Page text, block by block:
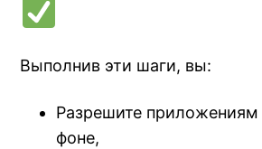
Выполнив эти шаги, вы:
Разрешите приложениям
фоне,